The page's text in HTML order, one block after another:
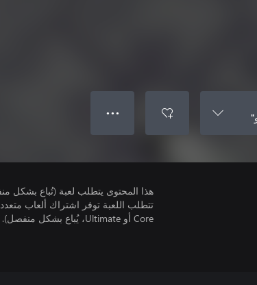
● ● ●
هذا المحتوى يتطلب لعبة (تُباع بشكل
Core أو Ultimate، يُباع بشكل منفصل).